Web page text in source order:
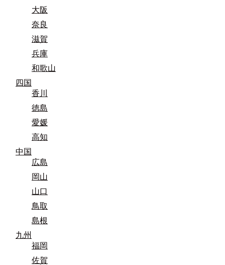
大阪
奈良
滋賀
兵庫
和歌山
四国
香川
徳島
愛媛
高知
中国
広島
岡山
山口
鳥取
島根
九州
福岡
佐賀